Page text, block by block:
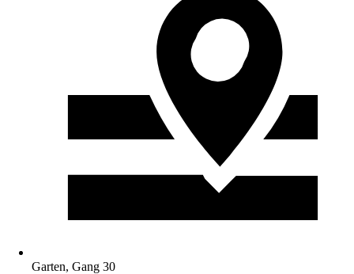
Garten, Gang 30